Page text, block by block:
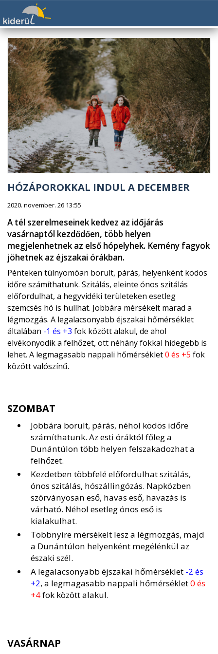
HÓZÁPOROKKAL INDUL A DECEMBER
2020. november. 26 13:55
A tél szerelmeseinek kedvez az időjárás
vasárnaptól kezdődően, több helyen
megjelenhetnek az első hópelyhek. Kemény fagyok
jöhetnek az éjszakai órákban.
Pénteken túlnyomóan borult, párás, helyenként ködös
időre számíthatunk. Szitálás, eleinte ónos szitálás
előfordulhat, a hegyvidéki területeken esetleg
szemcsés hó is hullhat. Jobbára mérsékelt marad a
légmozgás. A legalacsonyabb éjszakai hőmérséklet
általában -1 és +3 fok között alakul, de ahol
elvékonyodik a felhőzet, ott néhány fokkal hidegebb is
lehet. A legmagasabb nappali hőmérséklet0 és +5 fok
között valószínű.
SZOMBAT
Jobbára borult, párás, néhol ködös időre
számíthatunk. Az esti óráktól főleg a
Dunántúlon több helyen felszakadozhat a
felhőzet.
Kezdetben többfelé előfordulhat szitálás,
ónos szitálás, hószállingózás. Napközben
szórványosan eső, havas eső, havazás is
várható. Néhol esetleg ónos eső is
kialakulhat.
Többnyire mérsékelt lesz a légmozgás, majd
a Dunántúlon helyenként megélénkül az
északi szél.
A legalacsonyabb éjszakai hőmérséklet -2 és
+2, a legmagasabb nappali hőmérséklet0 és
+4fok között alakul.
VASÁRNAP